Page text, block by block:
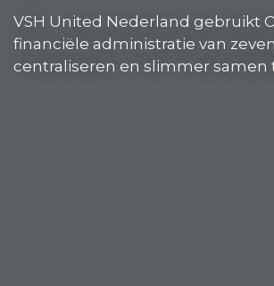
VSH United Nederland gebruikt
financiële administratie van
centraliseren en slimmer samen